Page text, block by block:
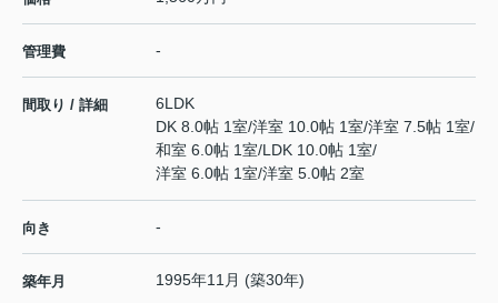
管理費 -
間取り / 詳細
6LDK
DK 8.0帖 1室/洋室 10.0帖 1室/洋室 7.5帖 1室/
和室 6.0帖 1室/LDK 10.0帖 1室/
洋室 6.0帖 1室/洋室 5.0帖 2室
向き -
築年月 1995年11月 (築30年)